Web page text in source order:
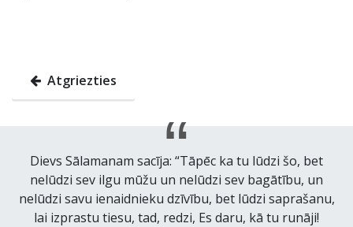
Atgriezties
Dievs Sālamanam sacīja: “Tāpēc ka tu lūdzi šo, bet
nelūdzi sev ilgu mūžu un nelūdzi sev bagātību, un
nelūdzi savu ienaidnieku dzīvību, bet lūdzi saprašanu,
lai izprastu tiesu, tad, redzi, Es daru, kā tu runāji!